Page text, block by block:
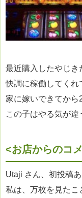
最近購入したやじき
快調に稼働してくれ
家に嫁いできてから
この子はやる気が
<お店からのコ
Utaji さん、初投稿
私は、万枚を見たこ